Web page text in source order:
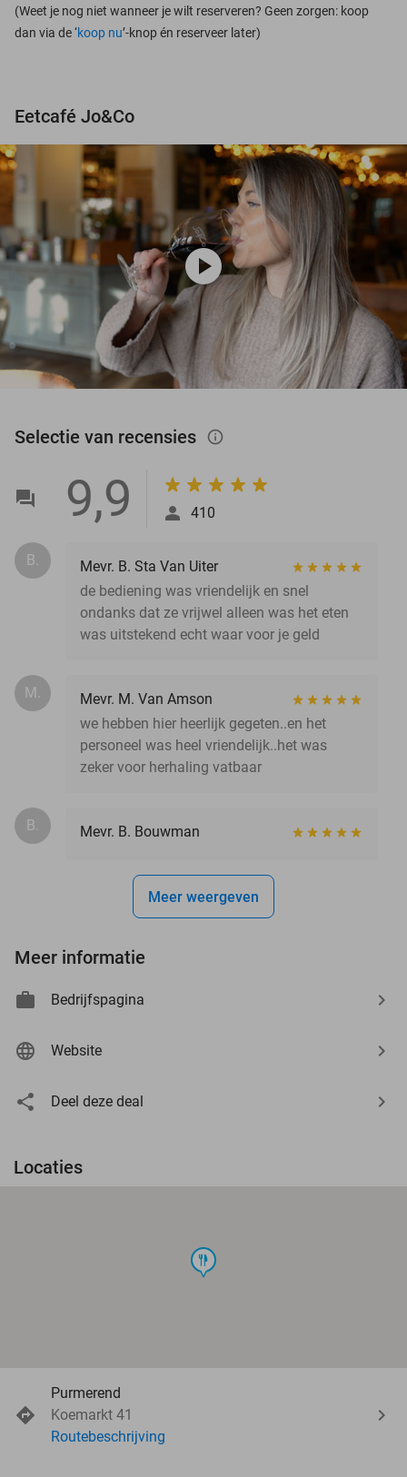
(Weet je nog niet wanneer je wilt reserveren? Geen zorgen: koop
dan via de ‘koop nu’-knop én reserveer later)
Eetcafé Jo&Co
play_circle
Selectie van recensies info_outlined
9,9 410
B.
Mevr. B. Sta Van Uiter
de bediening was vriendelijk en snel
ondanks dat ze vrijwel alleen was het eten
was uitstekend echt waar voor je geld
M.
Mevr. M. Van Amson
we hebben hier heerlijk gegeten..en het
personeel was heel vriendelijk..het was
zeker voor herhaling vatbaar
B. Mevr. B. Bouwman
Meer weergeven
Meer informatie
Bedrijfspagina
Website
Deel deze deal
Locaties
food
Purmerend
Koemarkt 41
Routebeschrijving